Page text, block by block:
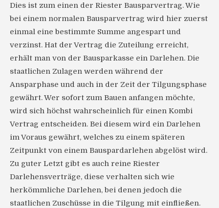
Dies ist zum einen der Riester Bausparvertrag. Wie
bei einem normalen Bausparvertrag wird hier zuerst
einmal eine bestimmte Summe angespart und
verzinst. Hat der Vertrag die Zuteilung erreicht,
erhält man von der Bausparkasse ein Darlehen. Die
staatlichen Zulagen werden während der
Ansparphase und auch in der Zeit der Tilgungsphase
gewährt. Wer sofort zum Bauen anfangen möchte,
wird sich höchst wahrscheinlich für einen Kombi
Vertrag entscheiden. Bei diesem wird ein Darlehen
im Voraus gewährt, welches zu einem späteren
Zeitpunkt von einem Bauspardarlehen abgelöst wird.
Zu guter Letzt gibt es auch reine Riester
Darlehensverträge, diese verhalten sich wie
herkömmliche Darlehen, bei denen jedoch die
staatlichen Zuschüsse in die Tilgung mit einfließen.